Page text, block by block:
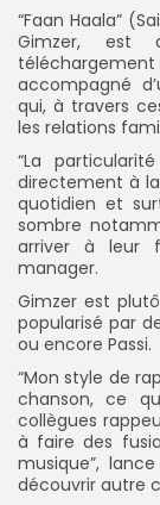
“Faan Haala”
Gimzer, est
accompagné
qui, à travers
les relations
“La
directement à
quotidien et
sombre
arriver à leur
manager.
Gimzer est
popularisé par
ou encore Passi.
“Mon style de
chanson, ce
collègues
à faire des
musique”,
découvrir autre